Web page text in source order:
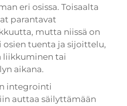
eri osissa. Toisaalta
parantavat
mutta niissä on
tuenta ja sijoittelu,
liikkuminen tai
aikana.
integrointi
auttaa säilyttämään